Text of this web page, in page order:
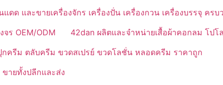
และขายเครื่องจักร เครื่องปั่น เครื่องกวน เครื่องบรรจุ ครบ
ร OEM/ODM
42dan ผลิตและจำหน่ายเสื้อผ้าคอกลม โป
ครีม ตลับครีม ขวดสเปรย์ ขวดโลชั่น หลอดครีม ราคาถูก
ายทั้งปลีกและส่ง